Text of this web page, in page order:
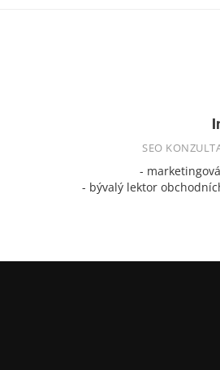
SEO
-
- bývalý lektor